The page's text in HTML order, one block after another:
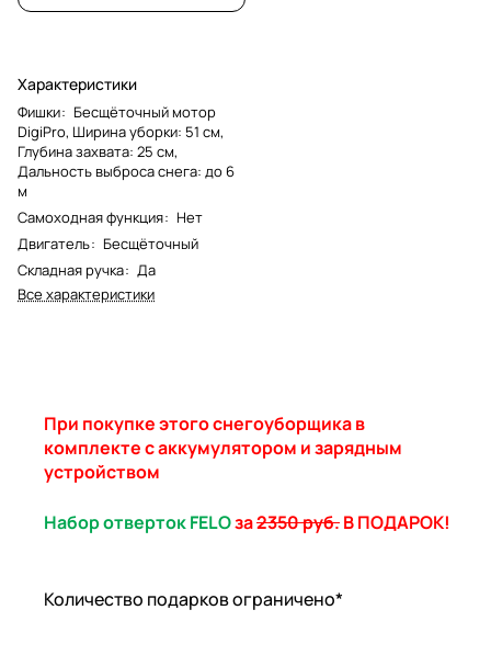
Характеристики
Фишки: Бесщёточный мотор
DigiPro, Ширина уборки: 51 см,
Глубина захвата: 25 см,
Дальность выброса снега: до 6
м
Самоходная функция: Нет
Двигатель: Бесщёточный
Складная ручка: Да
Все характеристики
При покупке этого снегоуборщика в
комплекте с аккумулятором и зарядным
устройством
Набор отверток FELOза2350 руб.В ПОДАРОК!
Количество подарков ограничено*